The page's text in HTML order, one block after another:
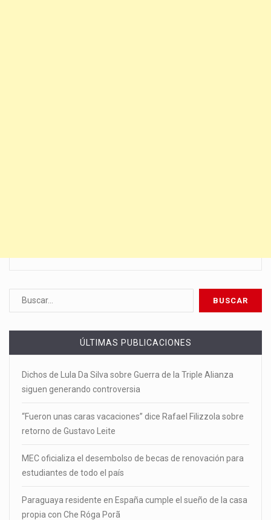
ÚLTIMAS PUBLICACIONES
Dichos de Lula Da Silva sobre Guerra de la Triple Alianza
siguen generando controversia
“Fueron unas caras vacaciones” dice Rafael Filizzola sobre
retorno de Gustavo Leite
MEC oficializa el desembolso de becas de renovación para
estudiantes de todo el país
Paraguaya residente en España cumple el sueño de la casa
propia con Che Róga Porã